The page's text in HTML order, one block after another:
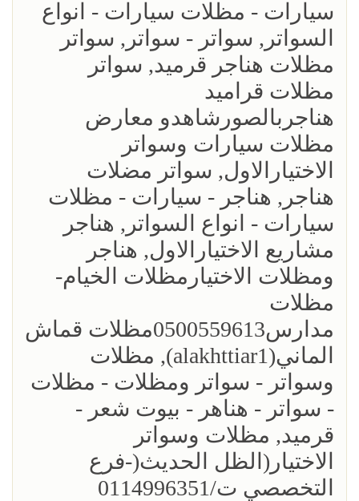
سيارات - مظلات سيارات - انواع
السواتر, سواتر - سواتر, سواتر
مظلات هناجر قرميد, سواتر
مظلات قراميد
هناجربالصورشاهدو معارض
مظلات سيارات وسواتر
الاختيارالاول, سواتر مضلات
هناجر, هناجر - سيارات - مظلات
سيارات - انواع السواتر, هناجر
مشاريع الاختيارالاول, هناجر
ومظلات الاختيارمظلات الخيام-
مظلات
مدارس0500559613مظلات قماش
الماني(alakhttiar1), مظلات
وسواتر - سواتر ومظلات - مظلات
- سواتر - هناهر - بيوت شعر -
قرميد, مظلات وسواتر
الاختيار(الظل الحديث(-فرع
التخصصي ت/0114996351